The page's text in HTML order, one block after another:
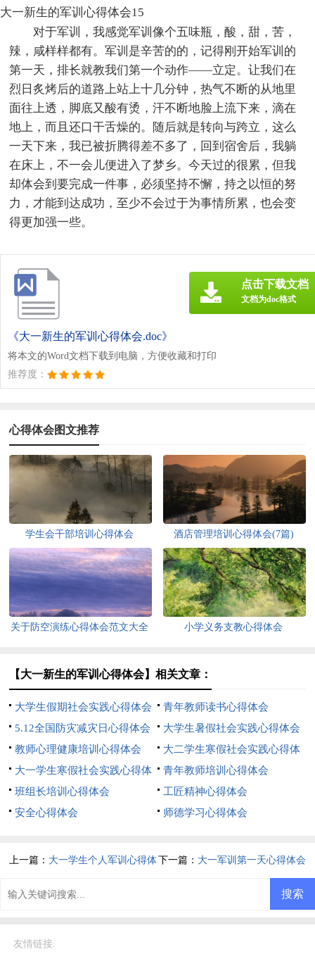
大一新生的军训心得体会15
对于军训，我感觉军训像个五味瓶，酸，甜，苦，
辣，咸样样都有。军训是辛苦的的，记得刚开始军训的
第一天，排长就教我们第一个动作——立定。让我们在
烈日炙烤后的道路上站上十几分钟，热气不断的从地里
面往上透，脚底又酸有烫，汗不断地脸上流下来，滴在
地上，而且还口干舌燥的。随后就是转向与跨立，这么
一天下来，我已被折腾得差不多了，回到宿舍后，我躺
在床上，不一会儿便进入了梦乡。今天过的很累，但我
却体会到要完成一件事，必须坚持不懈，持之以恒的努
力，才能到达成功，至少不会过于为事情所累，也会变
得更加强一些。
《大一新生的军训心得体会.doc》
将本文的Word文档下载到电脑，方便收藏和打印
推荐度：
点击下载文档
文档为doc格式
心得体会图文推荐
学生会干部培训心得体会 酒店管理培训心得体会(7篇)
关于防空演练心得体会范文大全 小学义务支教心得体会
【大一新生的军训心得体会】相关文章：
大学生假期社会实践心得体会
青年教师读书心得体会
5.12全国防灾减灾日心得体会
范文
大学生暑假社会实践心得体会
教师心理健康培训心得体会
大二学生寒假社会实践心得体
会
大一学生寒假社会实践心得体
会
青年教师培训心得体会
班组长培训心得体会
工匠精神心得体会
安全心得体会
师德学习心得体会
上一篇： 大一学生个人军训心得体下一篇： 大一军训第一天心得体会
友情链接: